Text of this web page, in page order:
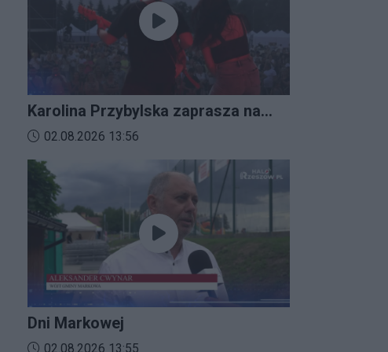
Karolina Przybylska zaprasza na
Imprezalia 2026
Data dodania materiału wideo:
02.08.2026 13:56
Dni Markowej
Data dodania materiału wideo:
02.08.2026 13:55